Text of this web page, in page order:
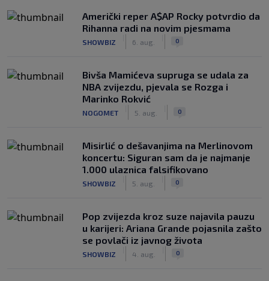
Američki reper A$AP Rocky potvrdio da
Rihanna radi na novim pjesmama
SHOWBIZ 6. aug. 0
Bivša Mamićeva supruga se udala za
NBA zvijezdu, pjevala se Rozga i
Marinko Rokvić
NOGOMET 5. aug. 0
Misirlić o dešavanjima na Merlinovom
koncertu: Siguran sam da je najmanje
1.000 ulaznica falsifikovano
SHOWBIZ 5. aug. 0
Pop zvijezda kroz suze najavila pauzu
u karijeri: Ariana Grande pojasnila zašto
se povlači iz javnog života
SHOWBIZ 4. aug. 0